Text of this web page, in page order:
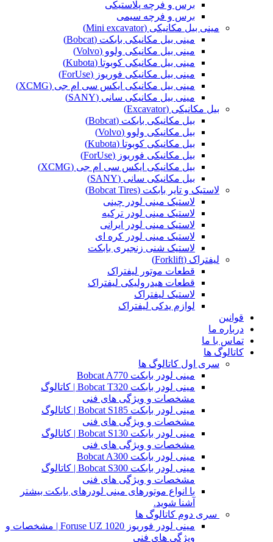
برس و فرچه پلاستیکی
برس و فرچه سیمی
مینی بیل مکانیکی (Mini excavator)
مینی بیل مکانیکی بابکت (Bobcat)
مینی بیل مکانیکی ولوو (Volvo)
مینی بیل مکانیکی کوبوتا (Kubota)
مینی بیل مکانیکی فوریوز (ForUse)
مینی بیل مکانیکی ایکس سی ام جی (XCMG)
مینی بیل مکانیکی سانی (SANY)
بیل مکانیکی (Excavator)
بیل مکانیکی بابکت (Bobcat)
بیل مکانیکی ولوو (Volvo)
بیل مکانیکی کوبوتا (Kubota)
بیل مکانیکی فوریوز (ForUse)
بیل مکانیکی ایکس سی ام جی (XCMG)
بیل مکانیکی سانی (SANY)
لاستیک و تایر بابکت (Bobcat Tires)
لاستیک مینی لودر چینی
لاستیک مینی لودر ترکیه
لاستیک مینی لودر ایرانی
لاستیک مینی لودر کره ای
لاستیک شنی زنجیری بابکت
لیفتراک (Forklift)
قطعات موتور لیفتراک
قطعات هیدرولیکی لیفتراک
لاستیک لیفتراک
لوازم یدکی لیفتراک
قوانین
درباره ما
تماس با ما
کاتالوگ ها
سری اول کاتالوگ ها
مینی لودر بابکت Bobcat A770
مینی لودر بابکت Bobcat T320 | کاتالوگ
مشخصات و ویژگی های فنی
مینی لودر بابکت Bobcat S185 | کاتالوگ
مشخصات و ویژگی های فنی
مینی لودر بابکت Bobcat S130 | کاتالوگ
مشخصات و ویژگی های فنی
مینی لودر بابکت Bobcat A300
مینی لودر بابکت Bobcat S300 | کاتالوگ
مشخصات و ویژگی های فنی
با انواع موتورهای مینی لودرهای بابکت بیشتر
آشنا شوید.
سری دوم کاتالوگ ها
مینی لودر فوریوز Foruse UZ 1020 | مشخصات و
ویژگی های فنی